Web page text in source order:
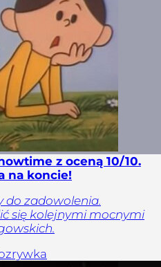
z oceną 10/10.
na koncie!
do zadowolenia.
się kolejnymi mocnymi